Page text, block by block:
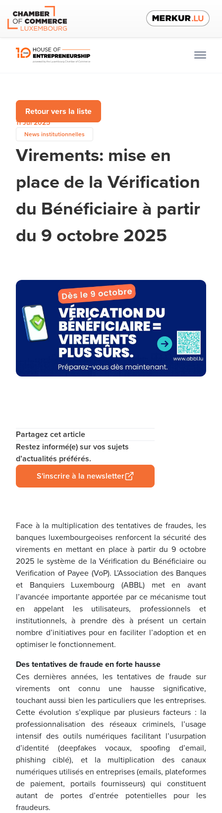
Retour vers la liste
11 Jul 2025
News institutionnelles
Virements: mise en
place de la Vérification
du Bénéficiaire à partir
du 9 octobre 2025
Partagez cet article
Restez informé(e) sur vos sujets
d’actualités préférés.
S'inscrire à la newsletter
Face à la multiplication des tentatives de fraudes, les
banques luxembourgeoises renforcent la sécurité des
virements en mettant en place à partir du 9 octobre
2025 le système de la Vérification du Bénéficiaire ou
Verification of Payee (VoP). L’Association des Banques
et Banquiers Luxembourg (ABBL) met en avant
l’avancée importante apportée par ce mécanisme tout
en appelant les utilisateurs, professionnels et
institutionnels, à prendre dès à présent un certain
nombre d’initiatives pour en faciliter l’adoption et en
optimiser le fonctionnement.
Des tentatives de fraude en forte hausse
Ces dernières années, les tentatives de fraude sur
virements ont connu une hausse significative,
touchant aussi bien les particuliers que les entreprises.
Cette évolution s’explique par plusieurs facteurs : la
professionnalisation des réseaux criminels, l’usage
intensif des outils numériques facilitant l’usurpation
d’identité (deepfakes vocaux, spoofing d’email,
phishing ciblé), et la multiplication des canaux
numériques utilisés en entreprises (emails, plateformes
de paiement, portails fournisseurs) qui constituent
autant de portes d’entrée potentielles pour les
fraudeurs.